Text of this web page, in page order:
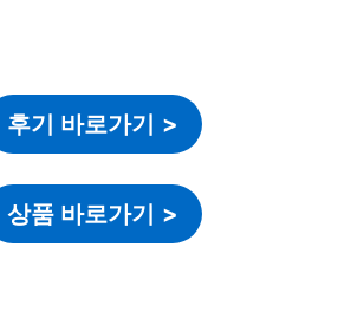
후기 바로가기 >
상품 바로가기 >